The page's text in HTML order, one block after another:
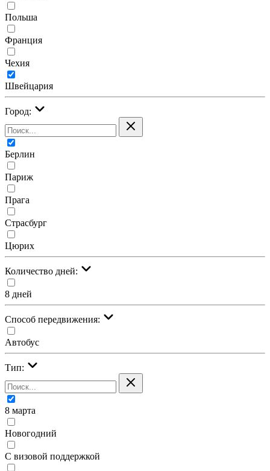
Польша
Франция
Чехия
Швейцария
Город:
Берлин
Париж
Прага
Страсбург
Цюрих
Количество дней:
8 дней
Cпособ передвижения:
Автобус
Тип:
8 марта
Новогодний
С визовой поддержкой